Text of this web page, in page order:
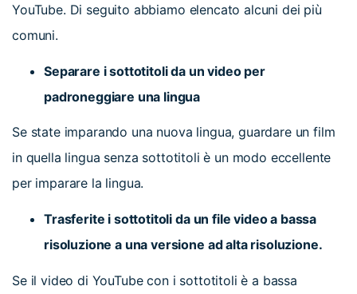
YouTube. Di seguito abbiamo elencato alcuni dei più
comuni.
Separare i sottotitoli da un video per
padroneggiare una lingua
Se state imparando una nuova lingua, guardare un film
in quella lingua senza sottotitoli è un modo eccellente
per imparare la lingua.
Trasferite i sottotitoli da un file video a bassa
risoluzione a una versione ad alta risoluzione.
Se il video di YouTube con i sottotitoli è a bassa